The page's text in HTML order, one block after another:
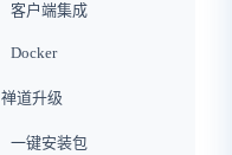
客户端集成
Docker
禅道升级
一键安装包